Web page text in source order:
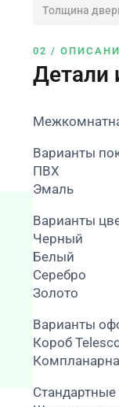
Толщина
02 /
Детали
Варианты
ПВХ
Эмаль
Варианты
Черный
Белый
Серебро
Золото
Варианты
Короб